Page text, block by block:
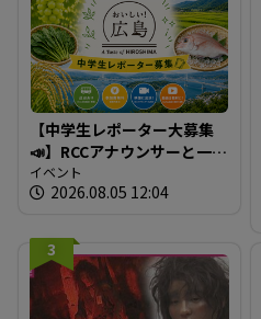
【中学生レポーター大募集
📣】RCCアナウンサーと一緒
に「広島の食」の現場を取
材しよう！
イベント
2026.08.05 12:04
3